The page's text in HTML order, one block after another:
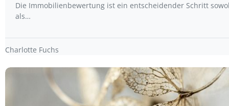
Die Immobilienbewertung ist ein entscheidender Schritt
als…
Charlotte Fuchs